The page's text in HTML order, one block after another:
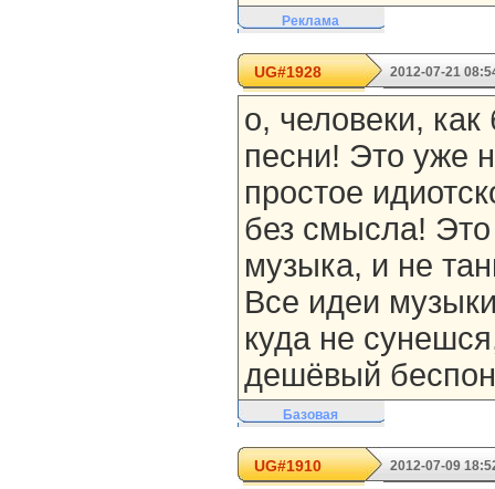
Реклама
UG#1928 2012-07-21
о, человеки,
песни! Это уже
простое
без смысла!
музыка, и не
Все идеи
куда не
дешёвый
Базовая
UG#1910 2012-07-09